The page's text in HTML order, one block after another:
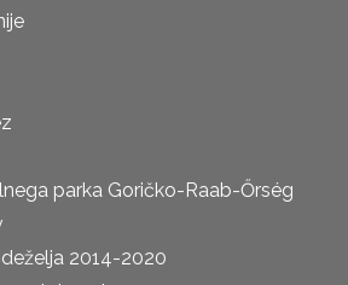
parka Goričko-Raab-Őrség
2014-2020